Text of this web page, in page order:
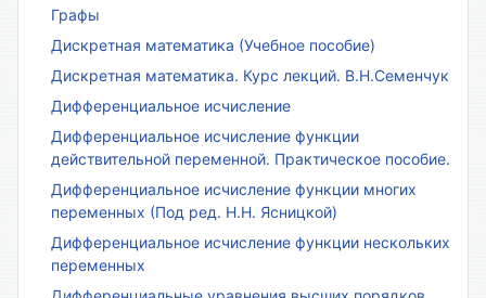
Графы
Дискретная математика (Учебное пособие)
Дискретная математика. Курс лекций. В.Н.Семенчук
Дифференциальное исчисление
Дифференциальное исчисление функции
действительной переменной. Практическое пособие.
Дифференциальное исчисление функции многих
переменных (Под ред. Н.Н. Ясницкой)
Дифференциальное исчисление функции нескольких
переменных